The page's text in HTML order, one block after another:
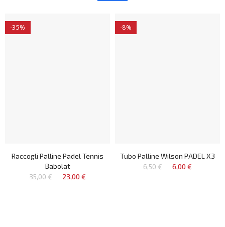
-35%
Raccogli Palline Padel Tennis
Babolat
35,00 €
23,00 €
-8%
Tubo Palline Wilson PADEL X3
6,50 €
6,00 €